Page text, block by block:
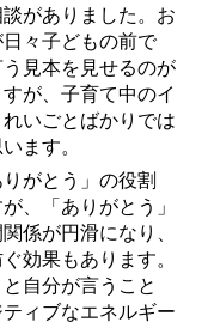
がありました。お
々子どもの前で
う見本を見せるのが
が、子育て中のイ
いごとばかりでは
ます。
がとう」の役割
、「ありがとう」
係が円滑になり、
効果もあります。
自分が言うこと
ィブなエネルギー